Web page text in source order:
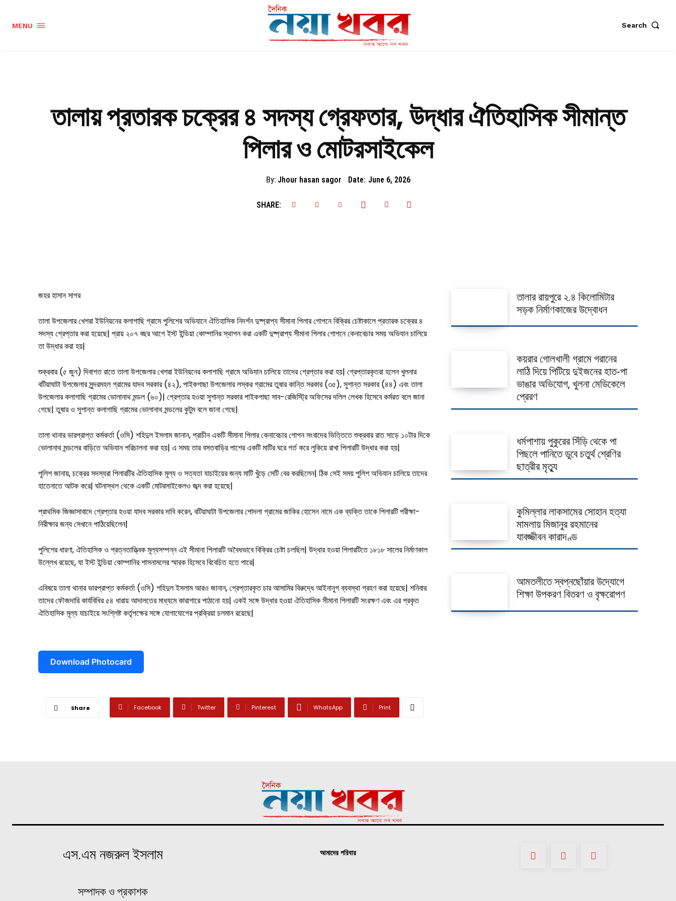
সারাদেশ
সাতক্ষীরা সদর
আশাশুনি
কালিগঞ্জ
আন্তর্জাতিক
খেলাধুলা
ভিডিও
MENU Search
তালায় প্রতারক চক্রের ৪ সদস্য গ্রেফতার, উদ্ধার ঐতিহাসিক সীমান্ত
পিলার ও মোটরসাইকেল
By: Jhour hasan sagor Date: June 6, 2026
SHARE:
জহর হাসান সাগর
তালা উপজেলার খেশরা ইউনিয়নের কলাগাছি গ্রামে পুলিশের অভিযানে ঐতিহাসিক নিদর্শন দুষ্প্রাপ্য সীমানা পিলার গোপনে বিক্রির চেষ্টাকালে প্রতারক চক্রের ৪
সদস্য গ্রেপ্তার করা হয়েছে| প্রায় ২০৭ বছর আগে ইস্ট ইন্ডিয়া কোম্পানির স্থাপন করা একটি দুষ্প্রাপ্য সীমানা পিলার গোপনে কেনাবেচার সময় অভিযান চালিয়ে
তা উদ্ধার করা হয়|
শুক্রবার (৫ জুন) দিবাগত রাতে তালা উপজেলার খেশরা ইউনিয়নের কলাগাছি গ্রামে অভিযান চালিয়ে তাদের গ্রেপ্তার করা হয়| গ্রেপ্তারকৃতরা হলেন খুলনার
বটিয়াঘাটা উপজেলার সুন্দরমহল গ্রামের যাদব সরকার (৪২), পাইকগাছা উপজেলার লস্কর গ্রামের তুষার কান্তি সরকার (৩৫), সুশান্ত সরকার (৪৪) এবং তালা
উপজেলার কলাগাছি গ্রামের ভোলানাথ মন্ডল (৬০)| গ্রেপ্তার হওয়া সুশান্ত সরকার পাইকগাছা সাব-রেজিস্ট্রি অফিসের দলিল লেখক হিসেবে কর্মরত বলে জানা
গেছে| তুষার ও সুশান্ত কলাগাছি গ্রামের ভোলানাথ মন্ডলের কুটুম বলে জানা গেছে|
তালা থানার ভারপ্রাপ্ত কর্মকর্তা (ওসি) শহিদুল ইসলাম জানান, প্রাচীন একটি সীমানা পিলার কেনাবেচার গোপন সংবাদের ভিত্তিতে শুক্রবার রাত সাড়ে ১০টার দিকে
ভোলানাথ মন্ডলের বাড়িতে অভিযান পরিচালনা করা হয়| এ সময় তার বসতবাড়ির পাশের একটি মাটির ঘরে গর্ত করে লুকিয়ে রাখা পিলারটি উদ্ধার করা হয়|
পুলিশ জানায়, চক্রের সদস্যরা পিলারটির ঐতিহাসিক মূল্য ও সত্যতা যাচাইয়ের জন্য মাটি খুঁড়ে সেটি বের করছিলেন| ঠিক সেই সময় পুলিশ অভিযান চালিয়ে তাদের
হাতেনাতে আটক করে| ঘটনাস্থল থেকে একটি মোটরসাইকেলও জব্দ করা হয়েছে|
প্রাথমিক জিজ্ঞাসাবাদে গ্রেপ্তার হওয়া যাদব সরকার দাবি করেন, বটিয়াঘাটা উপজেলার পোদলা গ্রামের জাকির হোসেন নামে এক ব্যক্তি তাকে পিলারটি পরীক্ষা-
নিরীক্ষার জন্য সেখানে পাঠিয়েছিলেন|
পুলিশের ধারণা, ঐতিহাসিক ও প্রত্নতাত্ত্বিক মূল্যসম্পন্ন এই সীমানা পিলারটি অবৈধভাবে বিক্রির চেষ্টা চলছিল| উদ্ধার হওয়া পিলারটিতে ১৮১৮ সালের নির্মাণকাল
উল্লেখ রয়েছে, যা ইস্ট ইন্ডিয়া কোম্পানির শাসনামলের স্মারক হিসেবে বিবেচিত হতে পারে|
এবিষয়ে তালা থানার ভারপ্রাপ্ত কর্মকর্তা (ওসি) শহিদুল ইসলাম আরও জানান, গ্রেপ্তারকৃত চার আসামির বিরুদ্ধে আইনানুগ ব্যবস্থা গ্রহণ করা হয়েছে| শনিবার
তাদের ফৌজদারি কার্যবিধির ৫৪ ধারায় আদালতের মাধ্যমে কারাগারে পাঠানো হয়| একই সঙ্গে উদ্ধার হওয়া ঐতিহাসিক সীমানা পিলারটি সংরক্ষণ এবং এর প্রকৃত
ঐতিহাসিক মূল্য যাচাইয়ে সংশ্লিষ্ট কর্তৃপক্ষের সঙ্গে যোগাযোগের প্রক্রিয়া চলমান রয়েছে|
Download Photocard
Share Facebook Twitter Pinterest WhatsApp Print
তালার রায়পুরে ২.৪ কিলোমিটার
সড়ক নির্মাণকাজের উদ্বোধন
কয়রার গোলখালী গ্রামে গরানের
লাঠি দিয়ে পিটিয়ে দুইজনের হাত-পা
ভাঙার অভিযোগ, খুলনা মেডিকেলে
প্রেরণ
ধর্মপাশায় পুকুরের সিঁড়ি থেকে পা
পিছলে পানিতে ডুবে চতুর্থ শ্রেণির
ছাত্রীর মৃত্যু
কুমিল্লার লাকসামের সোহান হত্যা
মামলায় মিজানুর রহমানের
যাবজ্জীবন কারাদণ্ড
আমতলীতে স্বপ্নছোঁয়ার উদ্যোগে
শিক্ষা উপকরণ বিতরণ ও বৃক্ষরোপণ
এস.এম নজরুল ইসলাম
সম্পাদক ও প্রকাশক
আমাদের পরিবার